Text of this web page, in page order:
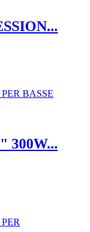
300W...